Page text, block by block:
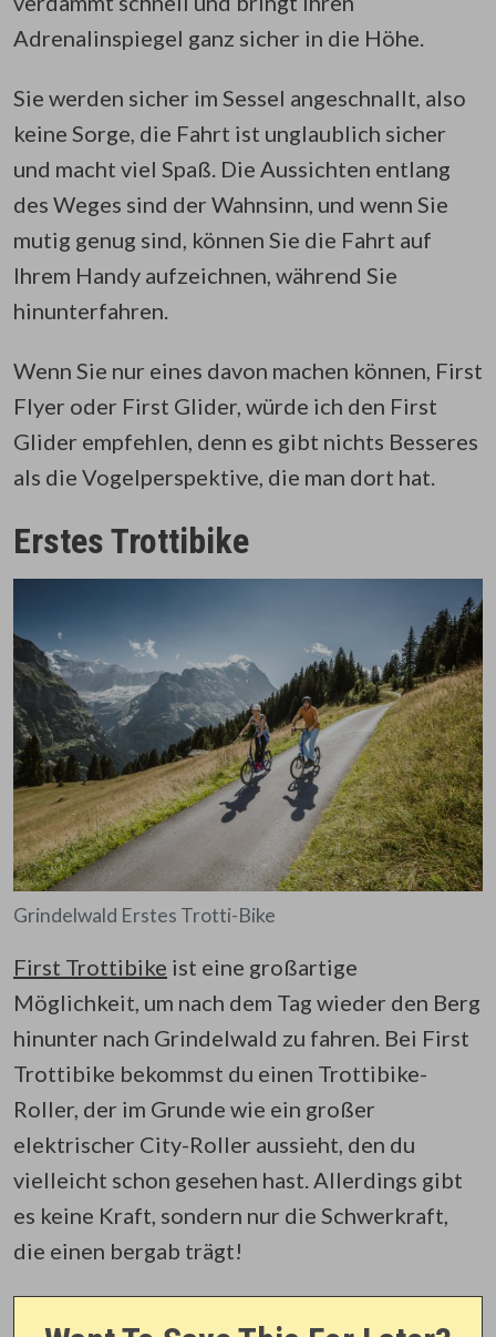
Adrenalinspiegel ganz sicher in die Höhe.
Sie werden sicher im Sessel angeschnallt, also
keine Sorge, die Fahrt ist unglaublich sicher
und macht viel Spaß. Die Aussichten entlang
des Weges sind der Wahnsinn, und wenn Sie
mutig genug sind, können Sie die Fahrt auf
Ihrem Handy aufzeichnen, während Sie
hinunterfahren.
Wenn Sie nur eines davon machen können, First
Flyer oder First Glider, würde ich den First
Glider empfehlen, denn es gibt nichts Besseres
als die Vogelperspektive, die man dort hat.
Erstes Trottibike
Grindelwald Erstes Trotti-Bike
First Trottibike ist eine großartige
Möglichkeit, um nach dem Tag wieder den Berg
hinunter nach Grindelwald zu fahren. Bei First
Trottibike bekommst du einen Trottibike-
Roller, der im Grunde wie ein großer
elektrischer City-Roller aussieht, den du
vielleicht schon gesehen hast. Allerdings gibt
es keine Kraft, sondern nur die Schwerkraft,
die einen bergab trägt!